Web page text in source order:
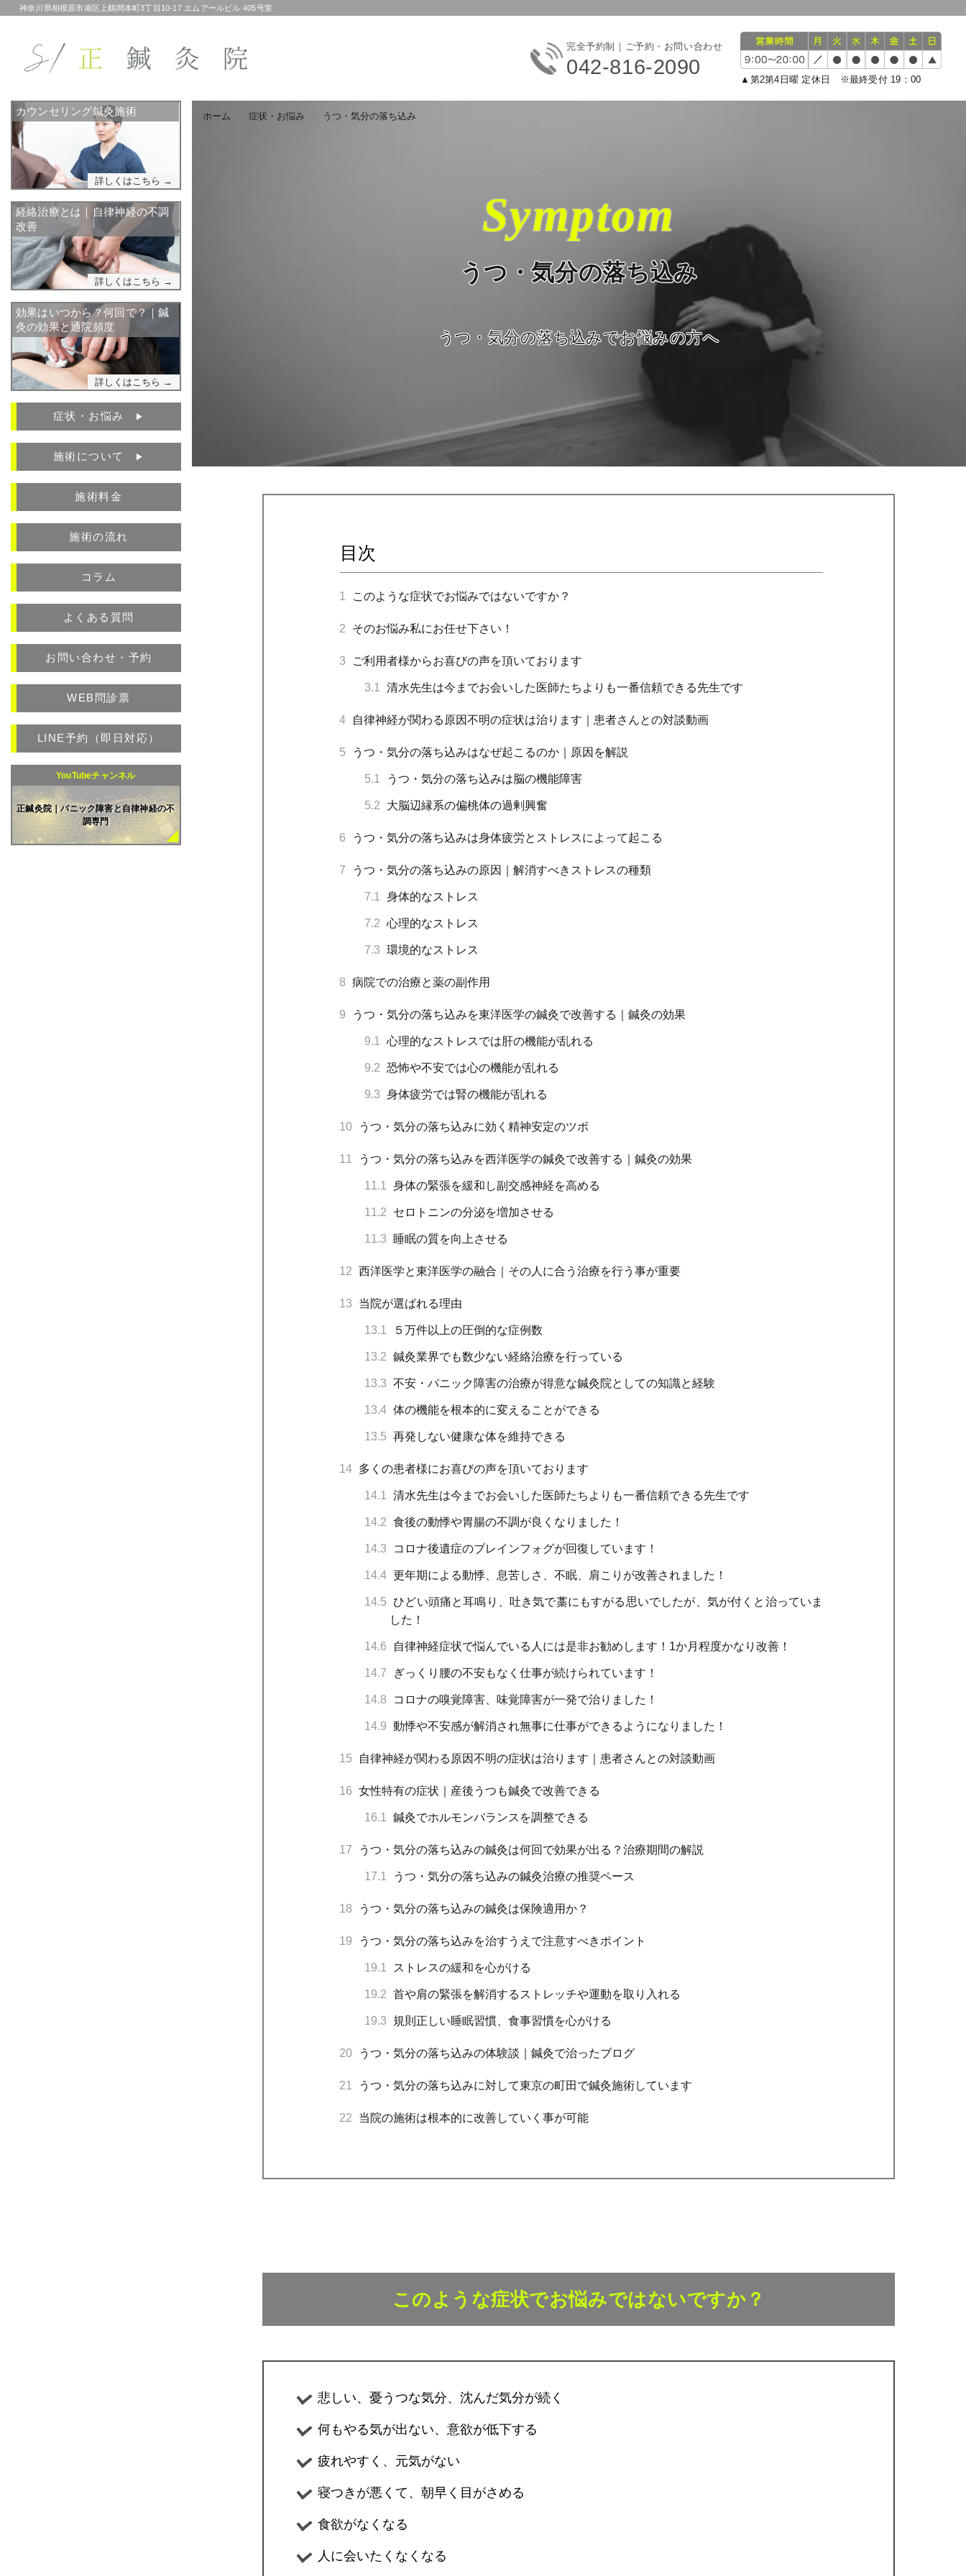
神奈川県相模原市南区上鶴間本町3丁目10-17 エムアールビル 405号室
完全予約制｜ご予約・お問い合わせ
042-816-2090
▲第2第4日曜 定休日 ※最終受付 19：00
カウンセリング鍼灸施術
詳しくはこちら →
経絡治療とは｜自律神経の不調
改善
詳しくはこちら →
効果はいつから？何回で？｜鍼
灸の効果と通院頻度
詳しくはこちら →
症状・お悩み ▶︎
施術について ▶︎
施術料金
施術の流れ
コラム
よくある質問
お問い合わせ・予約
WEB問診票
LINE予約（即日対応）
YouTubeチャンネル
正鍼灸院｜パニック障害と自律神経の不
調専門
ホーム 症状・お悩み うつ・気分の落ち込み
Symptom
うつ・気分の落ち込み
うつ・気分の落ち込みでお悩みの方へ
目次
1 このような症状でお悩みではないですか？
2 そのお悩み私にお任せ下さい！
3 ご利用者様からお喜びの声を頂いております
3.1 清水先生は今までお会いした医師たちよりも一番信頼できる先生です
4 自律神経が関わる原因不明の症状は治ります｜患者さんとの対談動画
5 うつ・気分の落ち込みはなぜ起こるのか｜原因を解説
5.1 うつ・気分の落ち込みは脳の機能障害
5.2 大脳辺縁系の偏桃体の過剰興奮
6 うつ・気分の落ち込みは身体疲労とストレスによって起こる
7 うつ・気分の落ち込みの原因｜解消すべきストレスの種類
7.1 身体的なストレス
7.2 心理的なストレス
7.3 環境的なストレス
8 病院での治療と薬の副作用
9 うつ・気分の落ち込みを東洋医学の鍼灸で改善する｜鍼灸の効果
9.1 心理的なストレスでは肝の機能が乱れる
9.2 恐怖や不安では心の機能が乱れる
9.3 身体疲労では腎の機能が乱れる
10 うつ・気分の落ち込みに効く精神安定のツボ
11 うつ・気分の落ち込みを西洋医学の鍼灸で改善する｜鍼灸の効果
11.1 身体の緊張を緩和し副交感神経を高める
11.2 セロトニンの分泌を増加させる
11.3 睡眠の質を向上させる
12 西洋医学と東洋医学の融合｜その人に合う治療を行う事が重要
13 当院が選ばれる理由
13.1 ５万件以上の圧倒的な症例数
13.2 鍼灸業界でも数少ない経絡治療を行っている
13.3 不安・パニック障害の治療が得意な鍼灸院としての知識と経験
13.4 体の機能を根本的に変えることができる
13.5 再発しない健康な体を維持できる
14 多くの患者様にお喜びの声を頂いております
14.1 清水先生は今までお会いした医師たちよりも一番信頼できる先生です
14.2 食後の動悸や胃腸の不調が良くなりました！
14.3 コロナ後遺症のブレインフォグが回復しています！
14.4 更年期による動悸、息苦しさ、不眠、肩こりが改善されました！
14.5
ひどい頭痛と耳鳴り、吐き気で藁にもすがる思いでしたが、気が付くと治っていま
した！
14.6 自律神経症状で悩んでいる人には是非お勧めします！1か月程度かなり改善！
14.7 ぎっくり腰の不安もなく仕事が続けられています！
14.8 コロナの嗅覚障害、味覚障害が一発で治りました！
14.9 動悸や不安感が解消され無事に仕事ができるようになりました！
15 自律神経が関わる原因不明の症状は治ります｜患者さんとの対談動画
16 女性特有の症状｜産後うつも鍼灸で改善できる
16.1 鍼灸でホルモンバランスを調整できる
17 うつ・気分の落ち込みの鍼灸は何回で効果が出る？治療期間の解説
17.1 うつ・気分の落ち込みの鍼灸治療の推奨ペース
18 うつ・気分の落ち込みの鍼灸は保険適用か？
19 うつ・気分の落ち込みを治すうえで注意すべきポイント
19.1 ストレスの緩和を心がける
19.2 首や肩の緊張を解消するストレッチや運動を取り入れる
19.3 規則正しい睡眠習慣、食事習慣を心がける
20 うつ・気分の落ち込みの体験談｜鍼灸で治ったブログ
21 うつ・気分の落ち込みに対して東京の町田で鍼灸施術しています
22 当院の施術は根本的に改善していく事が可能
このような症状でお悩みではないですか？
悲しい、憂うつな気分、沈んだ気分が続く
何もやる気が出ない、意欲が低下する
疲れやすく、元気がない
寝つきが悪くて、朝早く目がさめる
食欲がなくなる
人に会いたくなくなる